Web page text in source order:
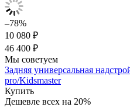
–78%
10 080 ₽
46 400 ₽
Мы советуем
Задняя универсальная
pro/Kidsmaster
Купить
Дешевле всех на 20%